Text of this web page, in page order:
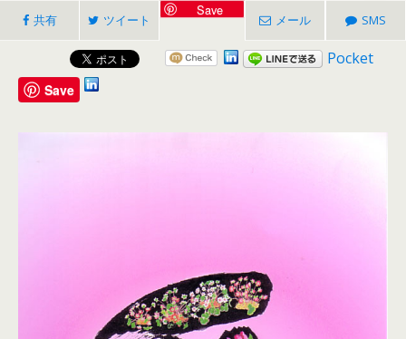
共有 ツイート
Save
メール SMS
Pocket
Save